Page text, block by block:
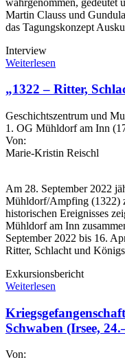
Martin Clauss und
das Tagungskonzept
Interview
Weiterlesen
„1322 – Ritter,
Geschichtszentrum und
1. OG Mühldorf am Inn
Von:
Marie-Kristin Reischl
Am 28. September 2022
Mühldorf/Ampfing (1322)
historischen Ereignisses
Mühldorf am Inn
September 2022 bis 16.
Ritter, Schlacht und
Exkursionsbericht
Weiterlesen
Schwaben (Irsee,
Von: